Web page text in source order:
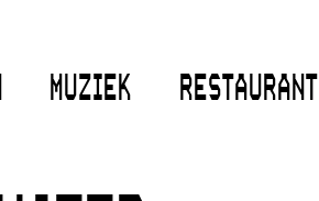
MUZIEK RESTAURANT